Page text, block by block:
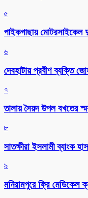
৫
পাইকগাছায় মোটরসাইকেল
৬
দেবহাটায় প্রবীণ ব্যক্তি
৭
তালায় সৈয়দ উপল বখতের
৮
সাতক্ষীরা ইসলামী ব্যাংক
৯
মনিরামপুরে ফ্রি মেডিকেল